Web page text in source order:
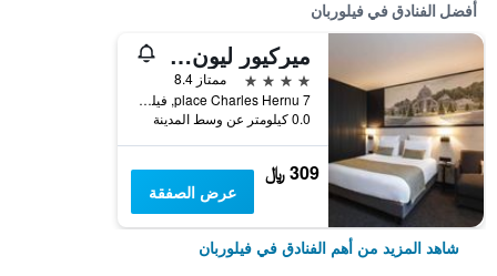
أفضل الفنادق في فيلوربان
ميركيور ليون سنتر شاربين بارك دي لا تيت دور
4 نجوم
ممتاز 8.4
7 place Charles Hernu, فيلوربان, Lyon Metropolis, فرنسا
0.0 كيلومتر عن وسط المدينة
309 ﷼
عرض الصفقة
شاهد المزيد من أهم الفنادق في فيلوربان